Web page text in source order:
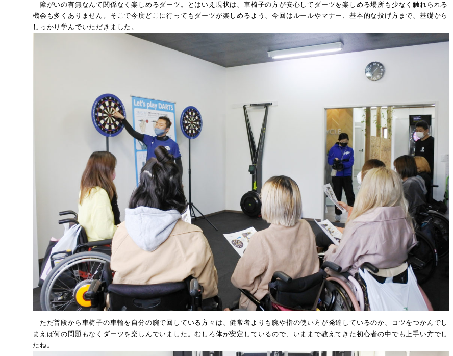
障がいの有無なんて関係なく楽しめるダーツ。とはいえ現状は、車椅子の方が安心してダーツを楽しめる場所も少なく触れられる
機会も多くありません。そこで今度どこに行ってもダーツが楽しめるよう、今回はルールやマナー、基本的な投げ方まで、基礎から
しっかり学んでいただきました。
ただ普段から車椅子の車輪を自分の腕で回している方々は、健常者よりも腕や指の使い方が発達しているのか、コツをつかんでし
まえば何の問題もなくダーツを楽しんでいました。むしろ体が安定しているので、いままで教えてきた初心者の中でも上手い方でし
たね。